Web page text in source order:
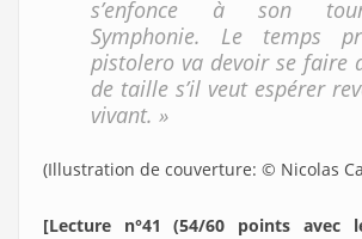
s’enfonce à son
Symphonie. Le temps
pistolero va devoir se faire
de taille s’il veut espérer
vivant. »
(Illustration de couverture: © Nicolas
[Lecture n°41 (54/60 points avec